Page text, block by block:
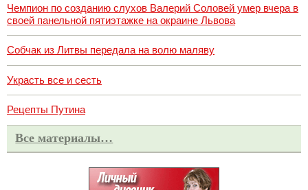
Чемпион по созданию слухов Валерий Соловей умер вчера в
своей панельной пятиэтажке на окраине Львова
Собчак из Литвы передала на волю маляву
Украсть все и сесть
Рецепты Путина
Все материалы…